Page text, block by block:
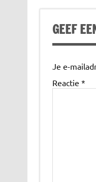
GEEF
Je e-
Reactie *